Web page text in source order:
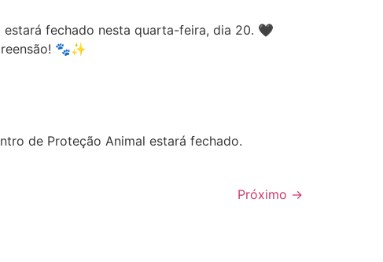
fechado nesta quarta-feira, dia 20. 🖤
🐾✨
de Proteção Animal estará fechado.
Próximo →